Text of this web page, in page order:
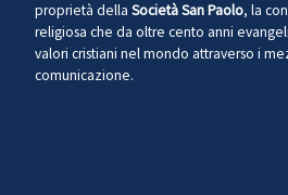
proprietà della Società San Paolo, la
religiosa che da oltre cento anni
valori cristiani nel mondo attraverso i
comunicazione.